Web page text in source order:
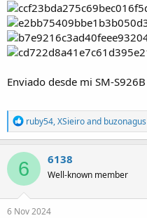
Enviado desde mi SM-
R
e
a
c
t
i
o
n
s
ruby54,XSieiroand buzonagus
6 6138
Well-known member
6 Nov 2024